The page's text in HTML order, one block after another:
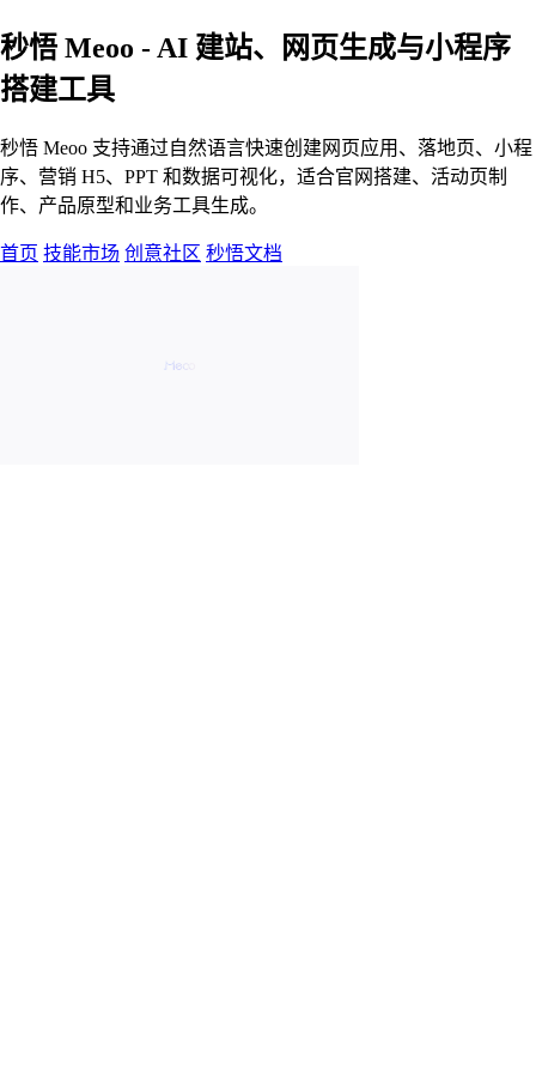
秒悟 Meoo - AI 建站、网页生成与小程序
搭建工具
秒悟 Meoo 支持通过自然语言快速创建网页应用、落地页、小程
序、营销 H5、PPT 和数据可视化，适合官网搭建、活动页制
作、产品原型和业务工具生成。
首页 技能市场 创意社区 秒悟文档